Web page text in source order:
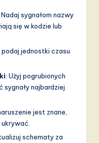
Nadaj sygnałom nazwy
się w kodzie lub
podaj jednostki czasu
: Użyj pogrubionych
sygnały najbardziej
jest znane,
schematy za